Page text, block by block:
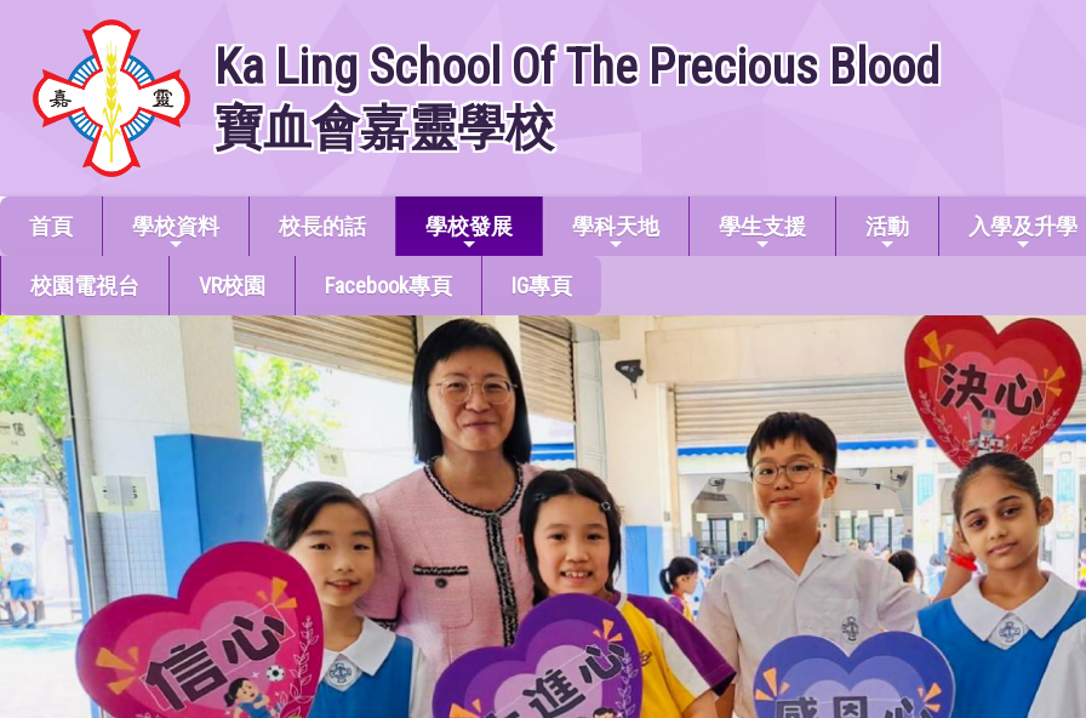
Ka Ling School Of The Precious Blood
寶血會嘉靈學校
首頁 學校資料 校長的話 學校發展 學科天地 學生支援 活動 入學及升學
校園電視台 VR校園 Facebook專頁 IG專頁